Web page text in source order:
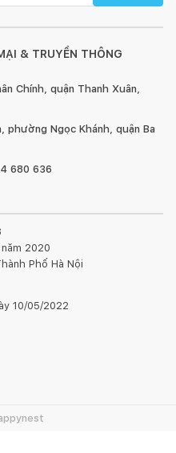
& TRUYỀN THÔNG
Chính, quận Thanh Xuân,
phường Ngọc Khánh, quận Ba
680 636
2020
Phố Hà Nội
10/05/2022